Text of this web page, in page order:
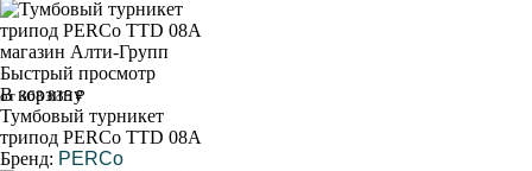
Быстрый просмотр
В корзину
от 368 835 ₽
Тумбовый турникет
трипод PERCo TTD 08A
Бренд: PERCo